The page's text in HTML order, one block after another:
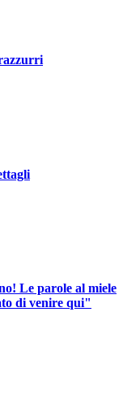
Le parole al miele
di venire qui"